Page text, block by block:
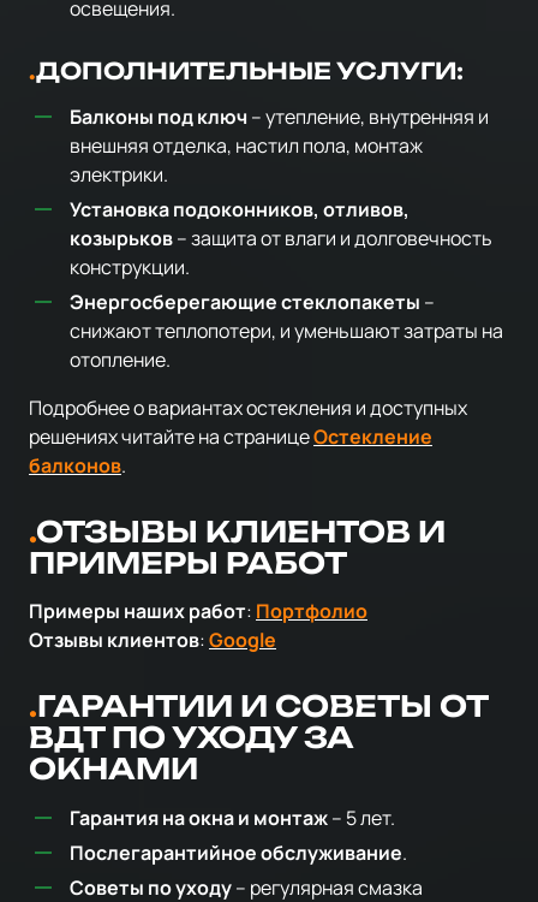
освещения.
ДОПОЛНИТЕЛЬНЫЕ УСЛУГИ:
Балконы под ключ – утепление, внутренняя и
внешняя отделка, настил пола, монтаж
электрики.
Установка подоконников, отливов,
козырьков– защита от влаги и долговечность
конструкции.
Энергосберегающие стеклопакеты –
снижают теплопотери, и уменьшают затраты на
отопление.
Подробнее о вариантах остекления и доступных
решениях читайте на страницеОстекление
балконов.
ОТЗЫВЫ КЛИЕНТОВ И
ПРИМЕРЫ РАБОТ
Примеры наших работ: Портфолио
Отзывы клиентов:Google
ГАРАНТИИ И СОВЕТЫ ОТ
ВДТ ПО УХОДУ ЗА
ОКНАМИ
Гарантия на окна и монтаж– 5 лет.
Послегарантийное обслуживание.
Советы по уходу– регулярная смазка